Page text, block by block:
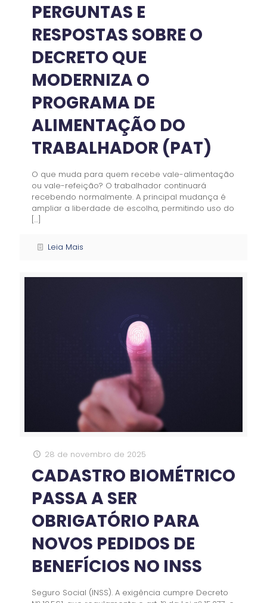
PERGUNTAS E
RESPOSTAS SOBRE O
DECRETO QUE
MODERNIZA O
PROGRAMA DE
ALIMENTAÇÃO DO
TRABALHADOR (PAT)
O que muda para quem recebe vale-alimentação
ou vale-refeição? O trabalhador continuará
recebendo normalmente. A principal mudança é
ampliar a liberdade de escolha, permitindo uso do
[…]
Leia Mais
28 de novembro de 2025
CADASTRO BIOMÉTRICO
PASSA A SER
OBRIGATÓRIO PARA
NOVOS PEDIDOS DE
BENEFÍCIOS NO INSS
Seguro Social (INSS). A exigência cumpre Decreto